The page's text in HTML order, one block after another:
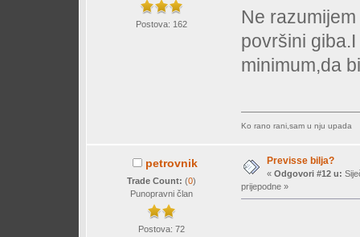
Postova: 162
Ne
površini
minimum,da
Ko rano rani,sam u nju upada
petrovnik
Trade Count: (0)
Punopravni član
Postova: 72
Previsse bilja?
« Odgovori #12 u:
prijepodne »